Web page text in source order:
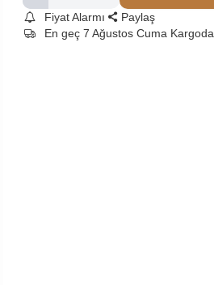
Fiyat Alarmı
Paylaş
En geç 7 Ağustos Cuma Kargoda